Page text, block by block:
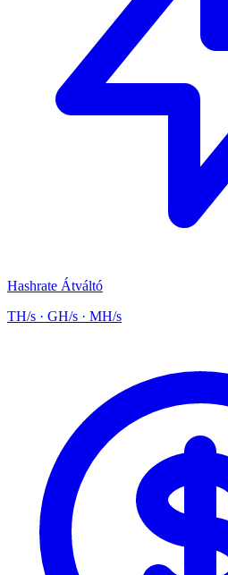
Hashrate Átváltó
TH/s · GH/s · MH/s